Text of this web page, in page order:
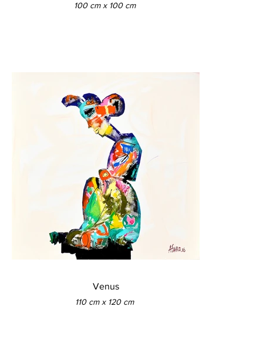
100 cm x 100 cm
Venus
110 cm x 120 cm